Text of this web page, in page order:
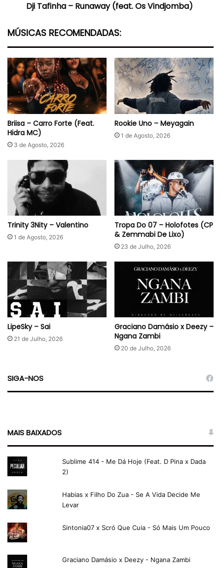
Dji Tafinha – Runaway (feat. Os Vindjomba)
MÚSICAS RECOMENDADAS:
Briisa – Carro Forte (Feat.
Hidra MC)
3 de Agosto, 2026
Rookie Uno – Meyagain
1 de Agosto, 2026
Trinity 3Nity – Valentino
1 de Agosto, 2026
Tropa Do 07 – Holofotes (CP
& Zemmabi De Lixo)
23 de Julho, 2026
LipeSky – Sai
21 de Julho, 2026
Graciano Damásio x Deezy –
Ngana Zambi
20 de Julho, 2026
SIGA-NOS
MAIS BAIXADOS
Sublime 414 - Me Dá Hoje (Feat. D Pina x Dada
2)
Habias x Filho Do Zua - Se A Vida Decide Me
Levar
Sintonia07 x Scró Que Cuia - Só Mais Um Pouco
Graciano Damásio x Deezy - Ngana Zambi